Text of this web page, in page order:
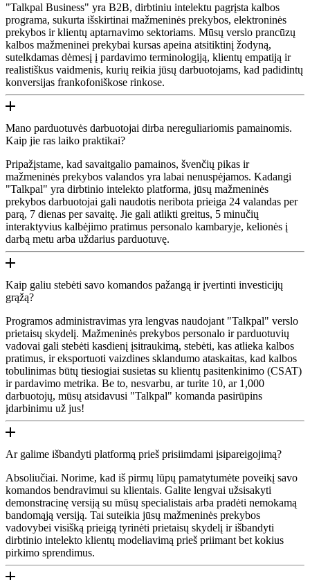
"Talkpal Business" yra B2B, dirbtiniu intelektu pagrįsta kalbos
programa, sukurta išskirtinai mažmeninės prekybos, elektroninės
prekybos ir klientų aptarnavimo sektoriams. Mūsų verslo prancūzų
kalbos mažmeninei prekybai kursas apeina atsitiktinį žodyną,
sutelkdamas dėmesį į pardavimo terminologiją, klientų empatiją ir
realistiškus vaidmenis, kurių reikia jūsų darbuotojams, kad padidintų
konversijas frankofoniškose rinkose.
Mano parduotuvės darbuotojai dirba nereguliariomis pamainomis.
Kaip jie ras laiko praktikai?
Pripažįstame, kad savaitgalio pamainos, švenčių pikas ir
mažmeninės prekybos valandos yra labai nenuspėjamos. Kadangi
"Talkpal" yra dirbtinio intelekto platforma, jūsų mažmeninės
prekybos darbuotojai gali naudotis neribota prieiga 24 valandas per
parą, 7 dienas per savaitę. Jie gali atlikti greitus, 5 minučių
interaktyvius kalbėjimo pratimus personalo kambaryje, kelionės į
darbą metu arba uždarius parduotuvę.
Kaip galiu stebėti savo komandos pažangą ir įvertinti investicijų
grąžą?
Programos administravimas yra lengvas naudojant "Talkpal" verslo
prietaisų skydelį. Mažmeninės prekybos personalo ir parduotuvių
vadovai gali stebėti kasdienį įsitraukimą, stebėti, kas atlieka kalbos
pratimus, ir eksportuoti vaizdines sklandumo ataskaitas, kad kalbos
tobulinimas būtų tiesiogiai susietas su klientų pasitenkinimo (CSAT)
ir pardavimo metrika. Be to, nesvarbu, ar turite 10, ar 1,000
darbuotojų, mūsų atsidavusi "Talkpal" komanda pasirūpins
įdarbinimu už jus!
Ar galime išbandyti platformą prieš prisiimdami įsipareigojimą?
Absoliučiai. Norime, kad iš pirmų lūpų pamatytumėte poveikį savo
komandos bendravimui su klientais. Galite lengvai užsisakyti
demonstracinę versiją su mūsų specialistais arba pradėti nemokamą
bandomąją versiją. Tai suteikia jūsų mažmeninės prekybos
vadovybei visišką prieigą tyrinėti prietaisų skydelį ir išbandyti
dirbtinio intelekto klientų modeliavimą prieš priimant bet kokius
pirkimo sprendimus.